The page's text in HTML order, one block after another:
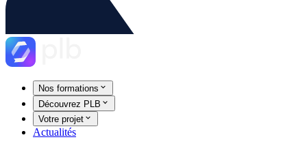
Nos formations
Découvrez PLB
Votre projet
Actualités